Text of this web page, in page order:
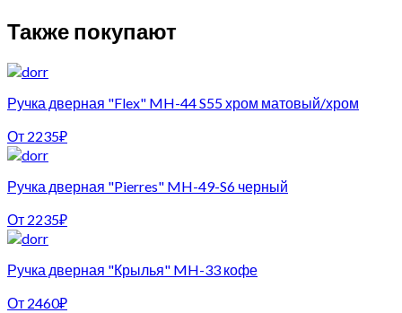
Также покупают
Ручка дверная "Flex" MH-44 S55 хром матовый/хром
От 2235₽
Ручка дверная "Pierres" MH-49-S6 черный
От 2235₽
Ручка дверная "Крылья" MH-33 кофе
От 2460₽